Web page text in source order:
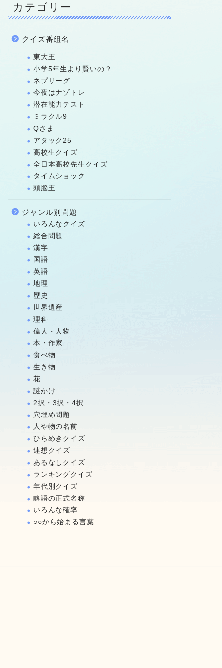
カテゴリー
クイズ番組名
東大王
小学5年生より賢いの？
ネプリーグ
今夜はナゾトレ
潜在能力テスト
ミラクル9
Qさま
アタック25
高校生クイズ
全日本高校先生クイズ
タイムショック
頭脳王
ジャンル別問題
いろんなクイズ
総合問題
漢字
国語
英語
地理
歴史
世界遺産
理科
偉人・人物
本・作家
食べ物
生き物
花
謎かけ
2択・3択・4択
穴埋め問題
人や物の名前
ひらめきクイズ
連想クイズ
あるなしクイズ
ランキングクイズ
年代別クイズ
略語の正式名称
いろんな確率
○○から始まる言葉